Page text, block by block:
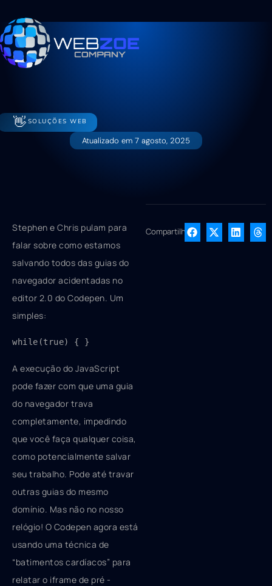
👋 SOLUÇÕES WEB
Atualizado em 7 agosto, 2025
Compartilhe
Stephen e Chris pulam para
falar sobre como estamos
salvando todos das guias do
navegador acidentadas no
editor 2.0 do Codepen. Um
simples:
while(true) { }
A execução do JavaScript
pode fazer com que uma guia
do navegador trava
completamente, impedindo
que você faça qualquer coisa,
como potencialmente salvar
seu trabalho. Pode até travar
outras guias do mesmo
domínio. Mas não no nosso
relógio! O Codepen agora está
usando uma técnica de
“batimentos cardíacos” para
relatar o iframe de pré -